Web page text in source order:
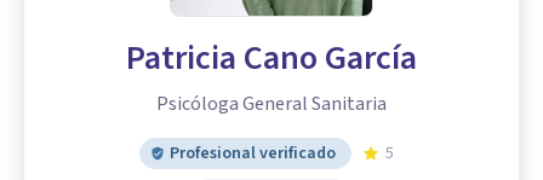
Patricia Cano García
Psicóloga General Sanitaria
Profesional verificado
5